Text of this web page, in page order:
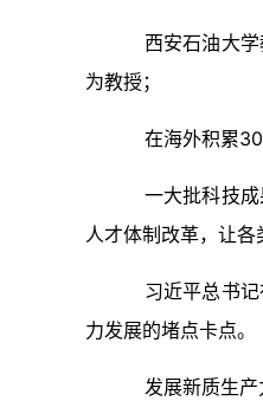
西安石油大
为教授；
在海外积累
一大批科技
人才体制改革，让
习近平总书
力发展的堵点卡点。
发展新质生